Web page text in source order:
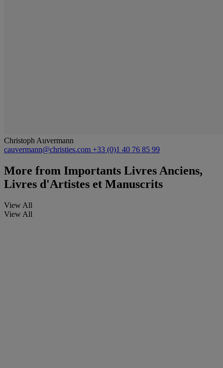
Christoph Auvermann
cauvermann@christies.com +33 (0)1 40 76 85 99
More from Importants Livres Anciens,
Livres d'Artistes et Manuscrits
View All
View All